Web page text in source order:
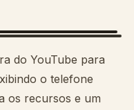
do YouTube para
o telefone
os recursos e um